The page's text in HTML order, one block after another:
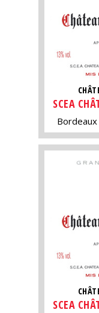
SCEA
Bordeaux
SCEA